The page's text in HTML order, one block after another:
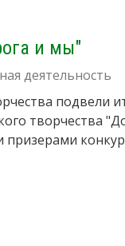
и мы"
деятельность
подвели
творчества
призерами